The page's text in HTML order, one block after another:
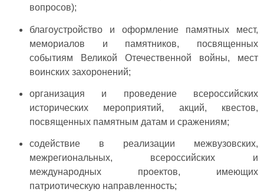
вопросов);
благоустройство и оформление памятных мест,
мемориалов и памятников, посвященных
событиям Великой Отечественной войны, мест
воинских захоронений;
организация и проведение всероссийских
исторических мероприятий, акций, квестов,
посвященных памятным датам и сражениям;
содействие в реализации межвузовских,
межрегиональных, всероссийских и
международных проектов, имеющих
патриотическую направленность;